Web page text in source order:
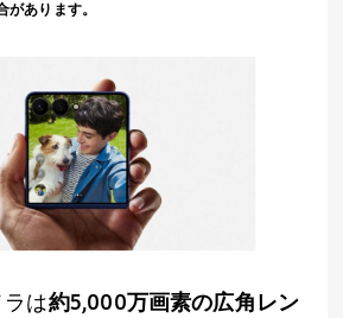
があります。
は約5,000万画素の広角レン